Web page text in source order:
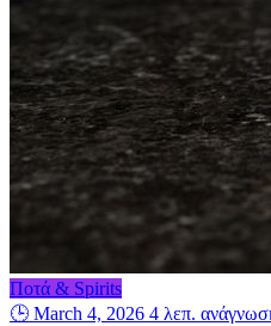
Ποτά & Spirits
🕒 March 4, 2026 4 λεπ.